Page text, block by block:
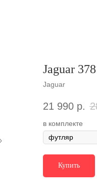
Jaguar
Jaguar
21 990 р.
в комплекте
Купить